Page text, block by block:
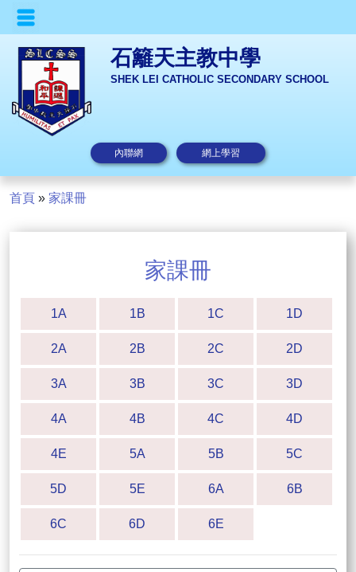
石籬天主教中學
SHEK LEI CATHOLIC SECONDARY SCHOOL
內聯網 網上學習
首頁 » 家課冊
家課冊
1A 1B 1C 1D
2A 2B 2C 2D
3A 3B 3C 3D
4A 4B 4C 4D
4E 5A 5B 5C
5D 5E 6A 6B
6C 6D 6E